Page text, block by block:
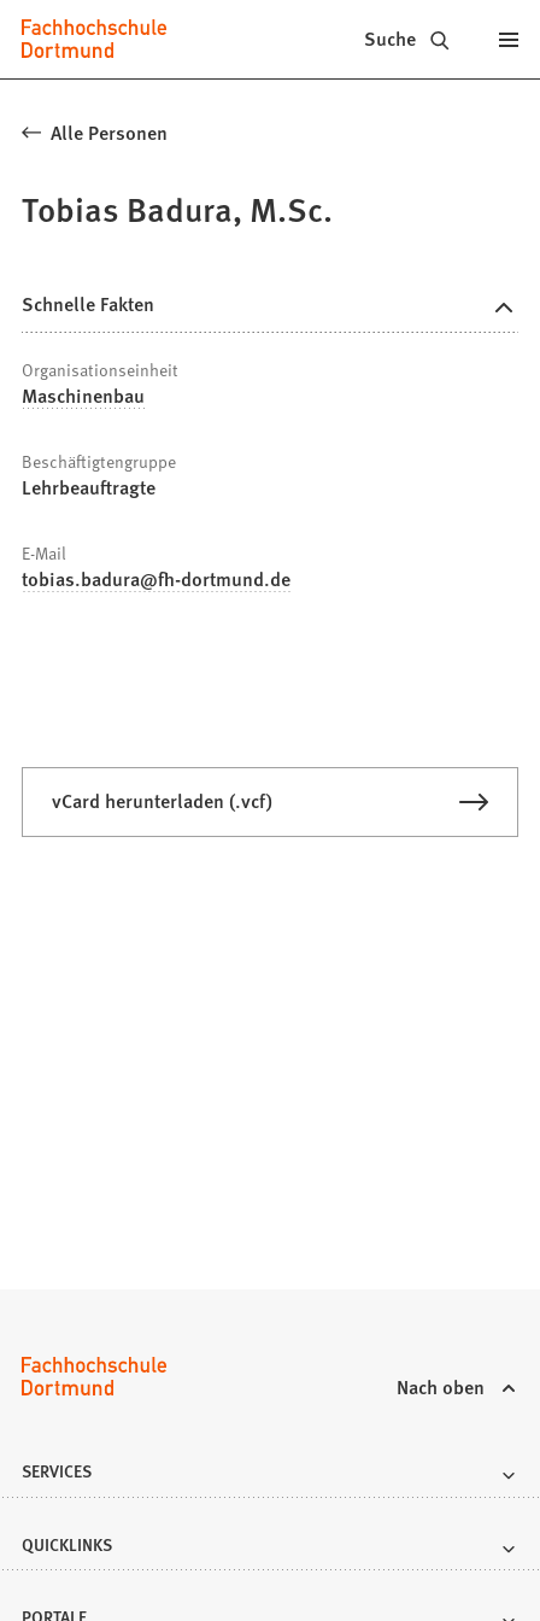
Inhalt anspringen
Fachhochschule
Dortmund
-
Studiengänge,
Suche
Alle Personen
Tobias Badura, M.Sc.
Schnelle Fakten
Organisationseinheit
Maschinenbau
Beschäftigtengruppe
Lehrbeauftragte
E-Mail
tobias.badura fh-dortmund de
vCard herunterladen (.vcf)
Nach oben
SERVICES
QUICKLINKS